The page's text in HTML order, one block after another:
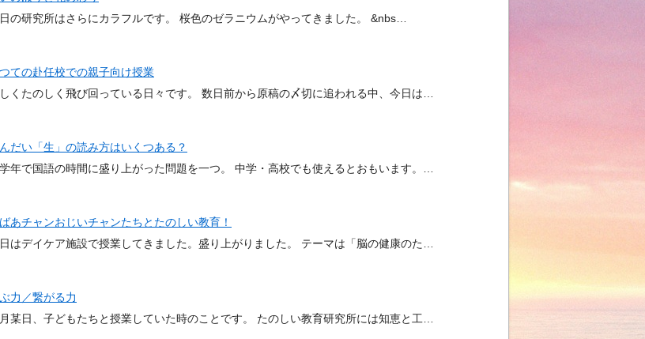
の研究所はさらにカラフルです。 桜色のゼラニウムがやってきました。 &nbs…
ての赴任校での親子向け授業
くたのしく飛び回っている日々です。 数日前から原稿の〆切に追われる中、今日は…
だい「生」の読み方はいくつある？
年で国語の時間に盛り上がった問題を一つ。 中学・高校でも使えるとおもいます。…
あチャンおじいチャンたちとたのしい教育！
はデイケア施設で授業してきました。盛り上がりました。 テーマは「脳の健康のた…
力／繋がる力
某日、子どもたちと授業していた時のことです。 たのしい教育研究所には知恵と工…